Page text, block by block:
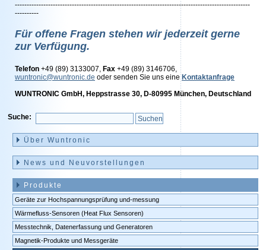
---------------------------------------------------------------------------------------------------
----------
Für offene Fragen stehen wir jederzeit gerne
zur Verfügung.
Telefon +49 (89) 3133007, Fax +49 (89) 3146706,
wuntronic@wuntronic.de oder senden Sie uns eine Kontaktanfrage
WUNTRONIC GmbH, Heppstrasse 30, D-80995 München, Deutschland
Suche:
überspringen
Über Wuntronic
News und Neuvorstellungen
Produkte
Geräte zur Hochspannungsprüfung und-messung
Wärmefluss-Sensoren (Heat Flux Sensoren)
Messtechnik, Datenerfassung und Generatoren
Magnetik-Produkte und Messgeräte